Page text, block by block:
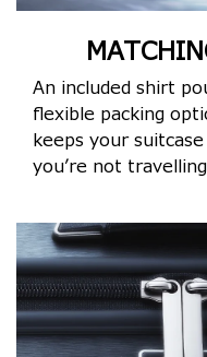
An included shirt
flexible packing
keeps your
you’re not